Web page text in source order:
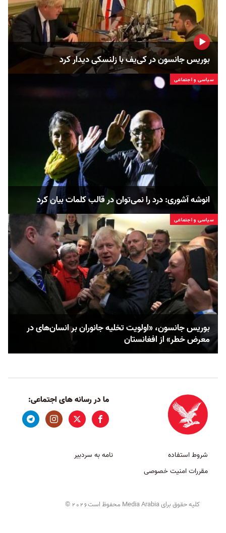
بوریس جانسون در کی‌یف با زلنسکی دیدار کرد
سیاسی و اجتماعی
انوشه آشوری: درد را نمی‌توان در قالب کلمات بیان کرد
سیاسی و اجتماعی
بوریس جانسون، «اولویت تخلیه جانوران بر انسان‌های در
معرض خطر» از افغانستان
ما در رسانه های اجتماعی:
شروط استفاده
مقررات امنیت خصوصی
نامه به سردبیر
کلیه حقوق برای Media Arabia محفوظ است 2026
©